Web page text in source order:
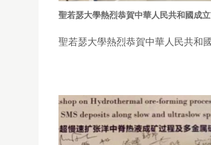
聖若瑟大學熱烈恭賀中華人民共和國成
聖若瑟大學熱烈恭賀中華人民共和